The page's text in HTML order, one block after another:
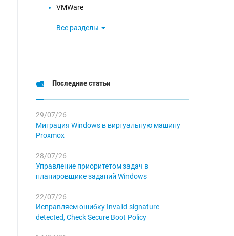
VMWare
Все разделы
Последние статьи
29/07/26
Миграция Windows в виртуальную машину
Proxmox
28/07/26
Управление приоритетом задач в
планировщике заданий Windows
22/07/26
Исправляем ошибку Invalid signature
detected, Check Secure Boot Policy